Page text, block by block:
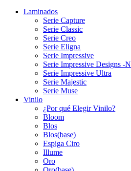
Laminados
Serie Capture
Serie Classic
Serie Creo
Serie Eligna
Serie Impressive
Serie Impressive Designs -
Serie Impressive Ultra
Serie Majestic
Serie Muse
Vinilo
¿Por qué Elegir Vinilo?
Bloom
Blos
Blos(base)
Espiga Ciro
Illume
Oro